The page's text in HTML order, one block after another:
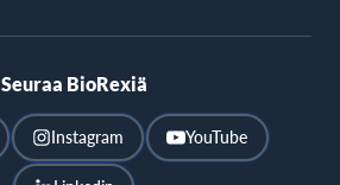
Seuraa BioRexiä
Instagram YouTube